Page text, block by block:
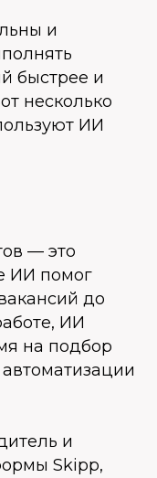
и
быстрее и
несколько
ИИ
— это
ИИ помог
до
ИИ
на подбор
и
Skipp,